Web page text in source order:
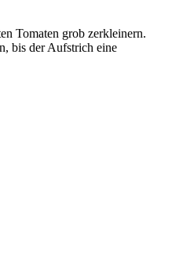
Tomaten grob zerkleinern.
bis der Aufstrich eine